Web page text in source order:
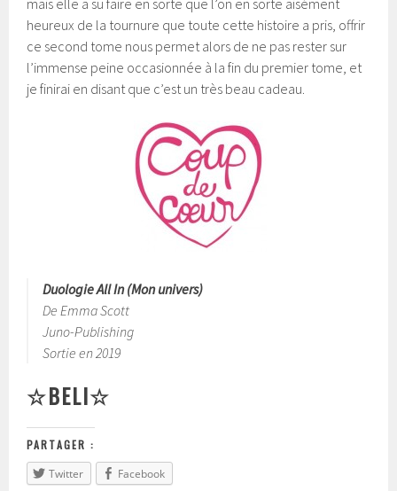
heureux de la tournure que toute cette histoire a pris, offrir
ce second tome nous permet alors de ne pas rester sur
l’immense peine occasionnée à la fin du premier tome, et
je finirai en disant que c’est un très beau cadeau.
Duologie All In (Mon univers)
De Emma Scott
Juno-Publishing
Sortie en 2019
☆BELI☆
PARTAGER :
Twitter
Facebook